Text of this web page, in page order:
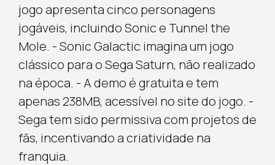
jogo apresenta cinco personagens
jogáveis, incluindo Sonic e Tunnel the
Mole. - Sonic Galactic imagina um jogo
clássico para o Sega Saturn, não realizado
na época. - A demo é gratuita e tem
apenas 238MB, acessível no site do jogo. -
Sega tem sido permissiva com projetos de
fãs, incentivando a criatividade na
franquia.